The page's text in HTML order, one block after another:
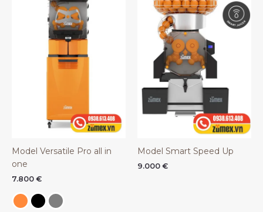
Model Versatile Pro all in
one
7.800 €
Model Smart Speed Up
9.000 €